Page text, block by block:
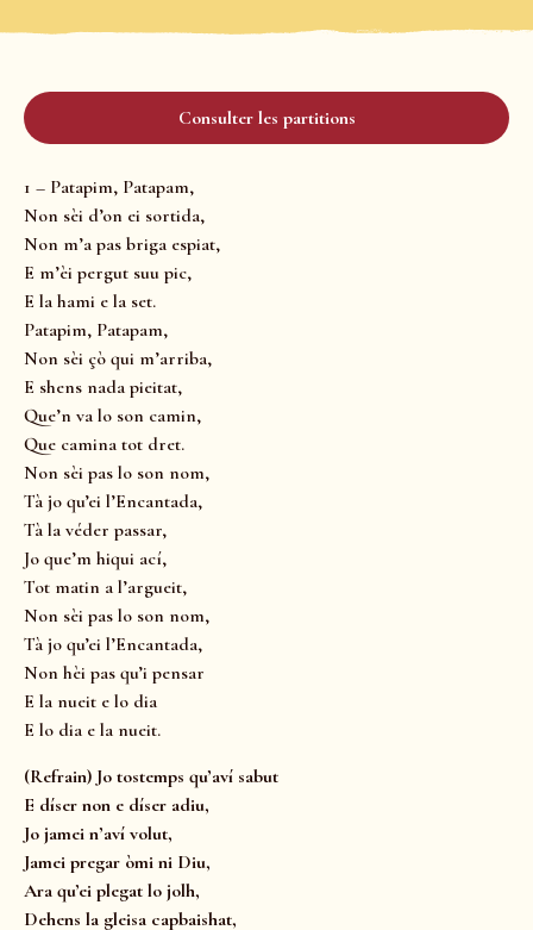
Consulter les partitions
1 – Patapim, Patapam,
Non sèi d’on ei sortida,
Non m’a pas briga espiat,
E m’èi pergut suu pic,
E la hami e la set.
Patapim, Patapam,
Non sèi çò qui m’arriba,
E shens nada pieitat,
Que’n va lo son camin,
Que camina tot dret.
Non sèi pas lo son nom,
Tà jo qu’ei l’Encantada,
Tà la véder passar,
Jo que’m hiqui ací,
Tot matin a l’argueit,
Non sèi pas lo son nom,
Tà jo qu’ei l’Encantada,
Non hèi pas qu’i pensar
E la nueit e lo dia
E lo dia e la nueit.
(Refrain) Jo tostemps qu’aví sabut
E díser non e díser adiu,
Jo jamei n’aví volut,
Jamei pregar òmi ni Diu,
Ara qu’ei plegat lo jolh,
Dehens la gleisa capbaishat,